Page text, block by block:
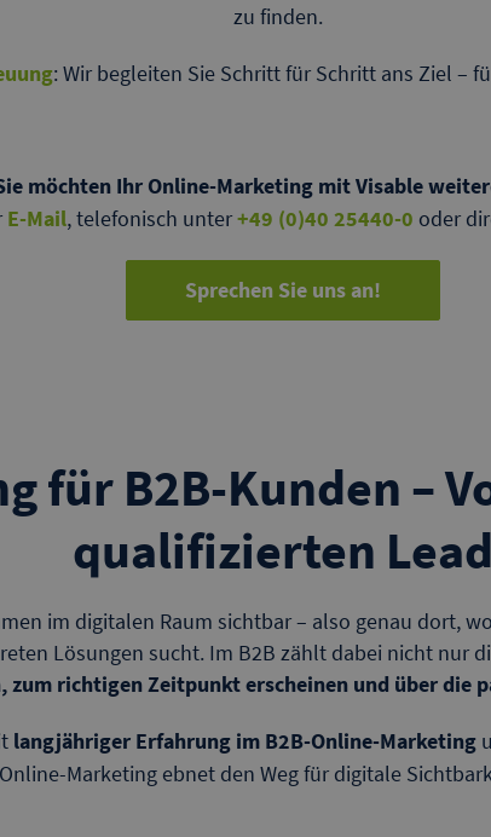
zu finden.
: Wir begleiten Sie Schritt für Schritt ans Ziel –
möchten Ihr Online-Marketing mit Visable
E-Mail, telefonisch unter+49 (0)40 25440-0 oder
Sprechen Sie uns an!
für B2B-Kunden –
qualifizierten Lead
im digitalen Raum sichtbar – also genau dort,
Lösungen sucht. Im B2B zählt dabei nicht nur
zum richtigen Zeitpunkt erscheinen und über die
langjähriger Erfahrung im B2B-Online-Marketing
Marketing ebnet den Weg für digitale